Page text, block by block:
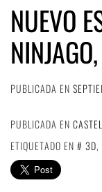
NUEVO
PUBLICADA EN
PUBLICADA EN
ETIQUETADO EN
3D,